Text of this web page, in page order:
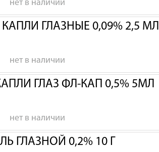
нет в наличии
ГЛАЗНЫЕ 0,09% 2,5 МЛ
нет в наличии
ГЛАЗ ФЛ-КАП 0,5% 5МЛ
нет в наличии
ГЛАЗНОЙ 0,2% 10 Г